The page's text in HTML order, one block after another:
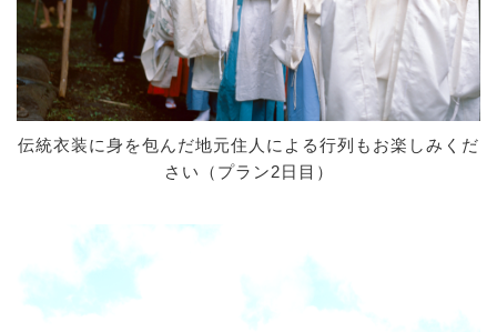
伝統衣装に身を包んだ地元住人による行列もお楽しみくだ
さい（プラン2日目）